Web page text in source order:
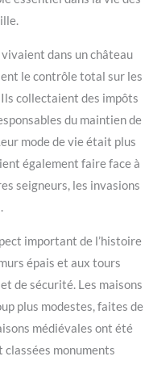
dans un château
le contrôle total sur les
collectaient des impôts
du maintien de
mode de vie était plus
également faire face à
seigneurs, les invasions
important de l’histoire
épais et aux tours
de sécurité. Les maisons
plus modestes, faites de
médiévales ont été
classées monuments